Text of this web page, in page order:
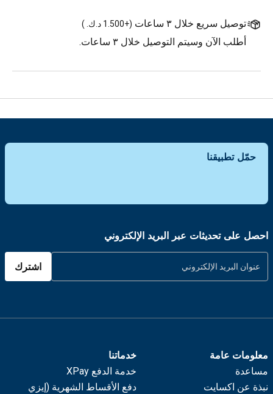
توصيل سريع خلال ٣ ساعات (+1.500 د.ك. )
أطلب الآن وسيتم التوصيل خلال ٣ ساعات.
حمّل تطبيقنا
احصل على تحديثات عبر البريد الإلكتروني
اشترك
معلومات عامة
مساعدة
نبذة عن اكسايت
خدماتنا
خدمة الدفع XPay
دفع الأقساط الشهرية (إيزي